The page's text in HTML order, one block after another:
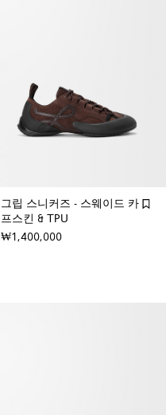
그립 스니커즈 - 스웨이드 카
프스킨 & TPU
₩1,400,000